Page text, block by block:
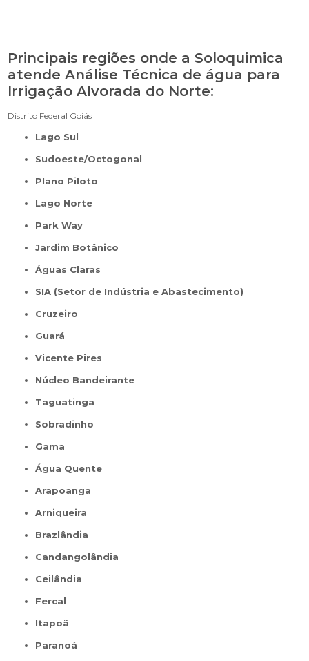
Principais regiões onde a Soloquimica
atende Análise Técnica de água para
Irrigação Alvorada do Norte:
Distrito Federal Goiás
Lago Sul
Sudoeste/Octogonal
Plano Piloto
Lago Norte
Park Way
Jardim Botânico
Águas Claras
SIA (Setor de Indústria e Abastecimento)
Cruzeiro
Guará
Vicente Pires
Núcleo Bandeirante
Taguatinga
Sobradinho
Gama
Água Quente
Arapoanga
Arniqueira
Brazlândia
Candangolândia
Ceilândia
Fercal
Itapoã
Paranoá